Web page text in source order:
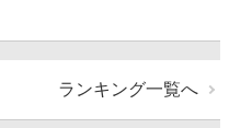
ランキング一覧へ